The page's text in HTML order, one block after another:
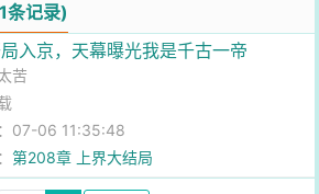
条记录)
入京，天幕曝光我是千古一帝
苦
07-06 11:35:48
第208章 上界大结局